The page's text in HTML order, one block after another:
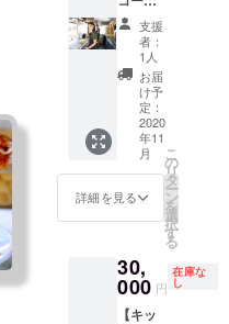
でお伝
えくだ
さい。
＊有効
期限：
2020年
11月〜
2021年
11月 ＊
イベン
ト情報
はメー
す。
ング
等、
キッチ
ンカー
業務の
一通り
をご体
験頂け
ます。
＊飽き
たらい
です ＊
賄い付
き&お店
のドリ
ス】 1
日キッ
チン
カー裏
オー
ナー体
験(写真
&動画撮
影付き)
出来る
権利
オープ
ン準備
客・調
理→締
め作業
→売上
支援
者：
1人
お届
け予
定：
2020
年11
月
詳細を見る
こ
の
リ
タ
ー
ン
を
選
択
す
る
30,
000 円
在庫な
し
【キッ